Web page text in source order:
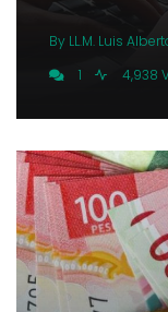
By LL.M. Luis
1
4,938